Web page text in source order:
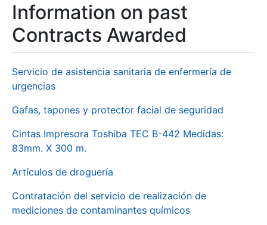
Information on past
Contracts Awarded
Servicio de asistencia sanitaria de enfermería de
urgencias
Gafas, tapones y protector facial de seguridad
Cintas Impresora Toshiba TEC B-442 Medidas:
83mm. X 300 m.
Artículos de droguería
Contratación del servicio de realización de
mediciones de contaminantes químicos